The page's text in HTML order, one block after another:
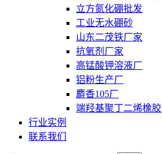
立方氮化硼批发
工业无水硼砂
山东二茂铁厂家
抗氧剂厂家
高锰酸钾溶液厂
铝粉生产厂
麝香105厂
端羟基聚丁二烯橡胶
行业实例
联系我们